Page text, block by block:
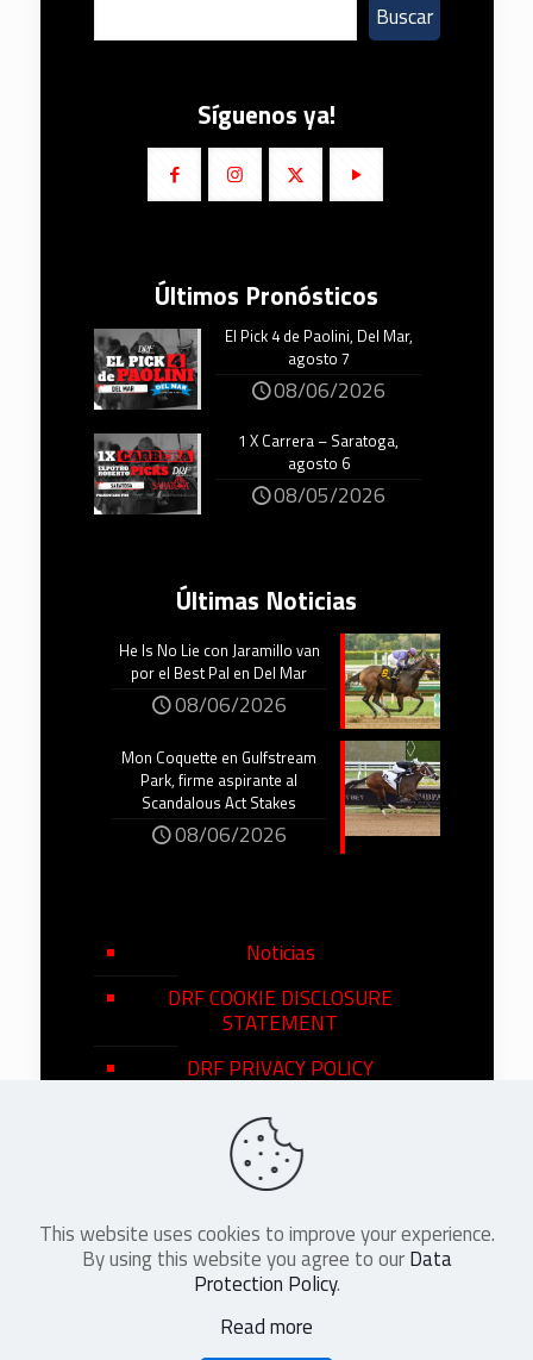
Buscar
Síguenos ya!
Últimos Pronósticos
El Pick 4 de Paolini, Del Mar,
agosto 7
08/06/2026
1 X Carrera – Saratoga,
agosto 6
08/05/2026
Últimas Noticias
He Is No Lie con Jaramillo van
por el Best Pal en Del Mar
08/06/2026
Mon Coquette en Gulfstream
Park, firme aspirante al
Scandalous Act Stakes
08/06/2026
Noticias
DRF COOKIE DISCLOSURE
STATEMENT
DRF PRIVACY POLICY
©2026DRF en Español. All Rights
Reserved
This website uses cookies to improve your experience.
By using this website you agree to ourData
Protection Policy.
Read more